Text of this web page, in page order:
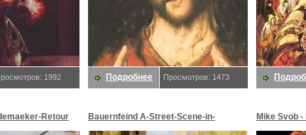
1992 Подробнее Просмотров: 1473
Retour Bauernfeind A-Street-Scene-in- Mike Svob -